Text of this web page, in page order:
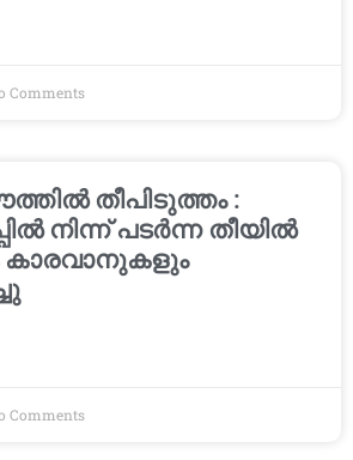
Comments
തീപിടുത്തം :
നിന്ന് പടർന്ന തീയിൽ
കാരവാനുകളും
Comments